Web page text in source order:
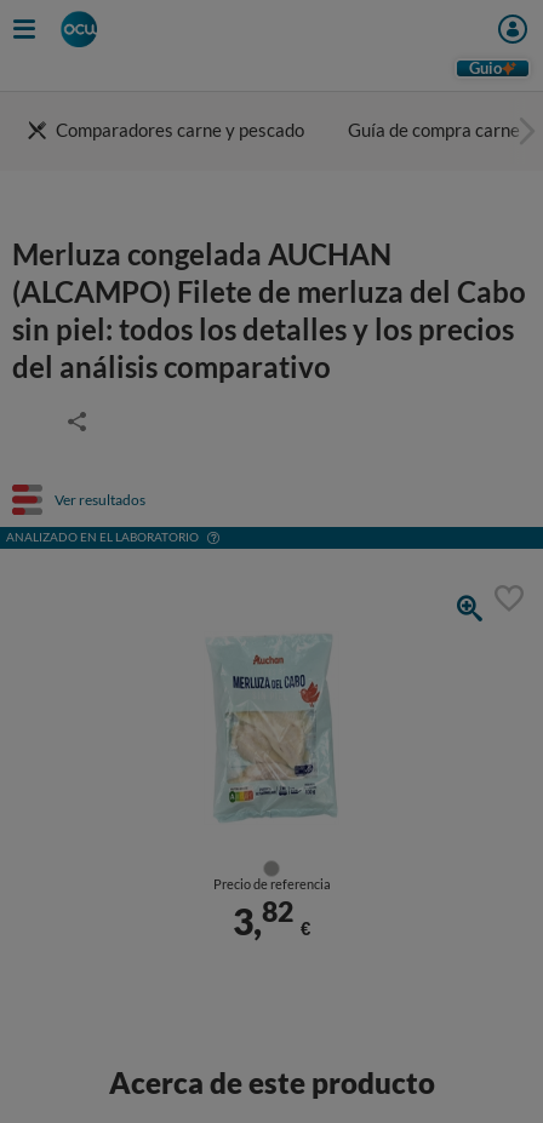
Guio
Comparadores carne y pescado Guía de compra carne
Merluza congelada AUCHAN
(ALCAMPO) Filete de merluza del Cabo
sin piel: todos los detalles y los precios
del análisis comparativo
Ver resultados
ANALIZADO EN EL LABORATORIO
Precio de referencia
3,82
€
Acerca de este producto